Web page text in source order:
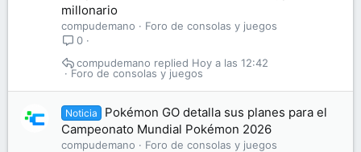
millonario
compudemano
Foro de consolas y juegos
0
Foro de consolas y juegos
Hoy a las 12:42
compudemano
Noticia
Pokémon GO detalla sus planes para el
Campeonato Mundial Pokémon 2026
compudemano
Foro de consolas y juegos